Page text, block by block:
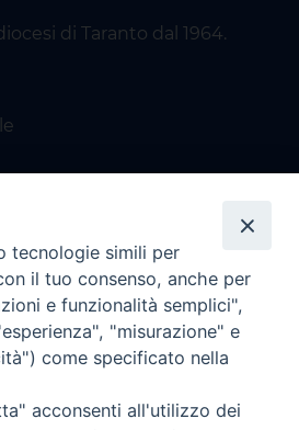
di Taranto dal 1964.
tecnologie simili per
il tuo consenso, anche per
e funzionalità semplici",
"misurazione" e
come specificato nella
acconsenti all'utilizzo dei